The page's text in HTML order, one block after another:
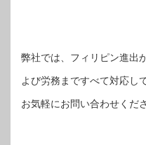
弊社では、フィリピン進出
よび労務まですべて対応し
お気軽にお問い合わせくだ